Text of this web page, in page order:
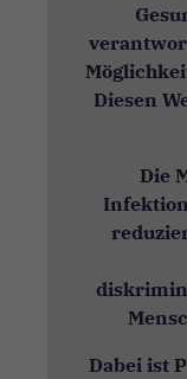
Diesen
Die
Dabei ist